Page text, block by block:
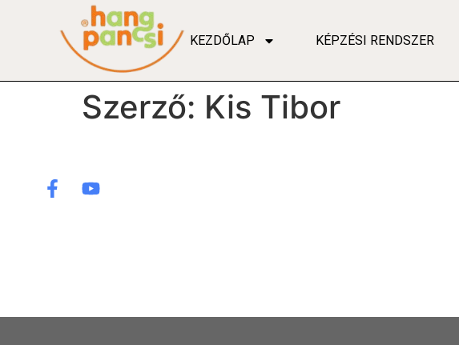
KEZDŐLAP KÉPZÉSI RENDSZER
Szerző: Kis Tibor